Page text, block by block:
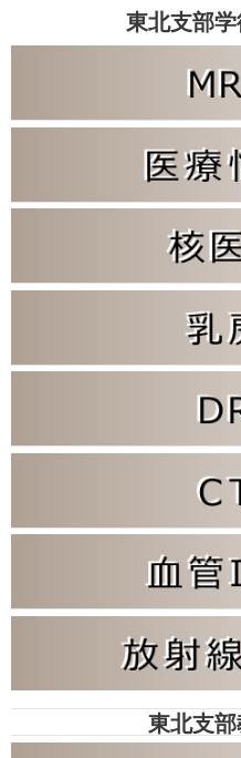
東北支部
東北支